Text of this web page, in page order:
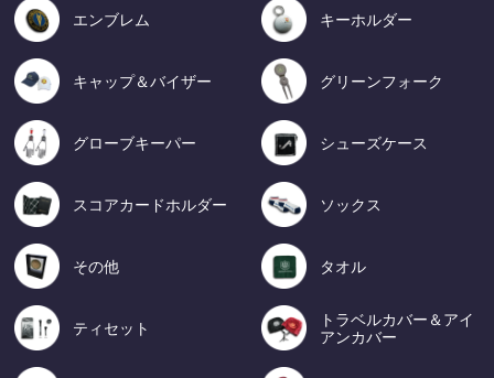
エンブレム キーホルダー
キャップ＆バイザー グリーンフォーク
グローブキーパー シューズケース
スコアカードホルダー ソックス
その他 タオル
ティセット
トラベルカバー＆アイ
アンカバー